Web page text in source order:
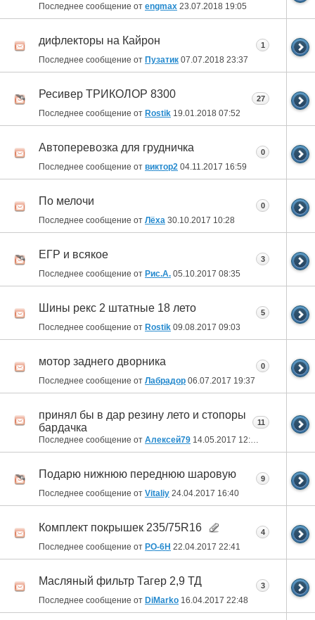
Последнее сообщение от engmax 23.07.2018 19:05
дифлекторы на Кайрон
Последнее сообщение от Пузатик 07.07.2018 23:37
1
Ресивер ТРИКОЛОР 8300
Последнее сообщение от Rostik 19.01.2018 07:52
27
Автоперевозка для грудничка
Последнее сообщение от виктор2 04.11.2017 16:59
0
По мелочи
Последнее сообщение от Лёха 30.10.2017 10:28
0
ЕГР и всякое
Последнее сообщение от Рис.А. 05.10.2017 08:35
3
Шины рекс 2 штатные 18 лето
Последнее сообщение от Rostik 09.08.2017 09:03
5
мотор заднего дворника
Последнее сообщение от Лабрадор 06.07.2017 19:37
0
принял бы в дар резину лето и стопоры
бардачка
Последнее сообщение от Алексей79 14.05.2017 12:18
11
Подарю нижнюю переднюю шаровую
Последнее сообщение от Vitaliy 24.04.2017 16:40
9
Комплект покрышек 235/75R16
Последнее сообщение от РО-6Н 22.04.2017 22:41
4
Масляный фильтр Тагер 2,9 ТД
Последнее сообщение от DiMarko 16.04.2017 22:48
3